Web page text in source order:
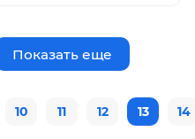
Показать еще
10 11 12 13 14